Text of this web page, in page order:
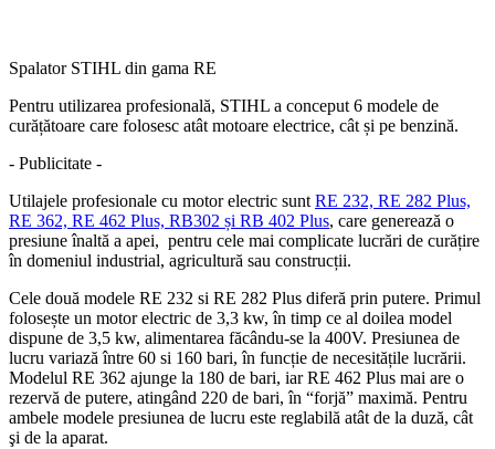
Spalator STIHL din gama RE
Pentru utilizarea profesională, STIHL a conceput 6 modele de
curățătoare care folosesc atât motoare electrice, cât și pe benzină.
- Publicitate -
Utilajele profesionale cu motor electric sunt RE 232, RE 282 Plus,
RE 362, RE 462 Plus, RB302 și RB 402 Plus, care generează o
presiune înaltă a apei, pentru cele mai complicate lucrări de curățire
în domeniul industrial, agricultură sau construcții.
Cele două modele RE 232 si RE 282 Plus diferă prin putere. Primul
folosește un motor electric de 3,3 kw, în timp ce al doilea model
dispune de 3,5 kw, alimentarea făcându-se la 400V. Presiunea de
lucru variază între 60 si 160 bari, în funcție de necesitățile lucrării.
Modelul RE 362 ajunge la 180 de bari, iar RE 462 Plus mai are o
rezervă de putere, atingând 220 de bari, în “forjă” maximă. Pentru
ambele modele presiunea de lucru este reglabilă atât de la duză, cât
şi de la aparat.